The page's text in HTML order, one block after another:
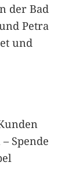
der Bad
Petra
und
Spende